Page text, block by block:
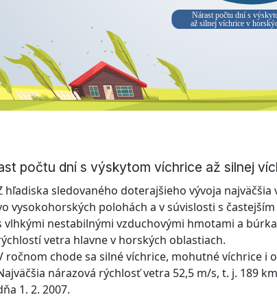
Nárast počtu dní s
až silnej víchrice v
počtu dní s výskytom víchrice až silnej
hľadiska sledovaného doterajšieho vývoja
vysokohorských polohách a v súvislosti s
vlhkými nestabilnými vzduchovými hmotami a
vetra hlavne v horských oblastiach.
ročnom chode sa silné víchrice, mohutné víchrice i
nárazová rýchlosť vetra 52,5 m/s, t. j. 189
1. 2. 2007.